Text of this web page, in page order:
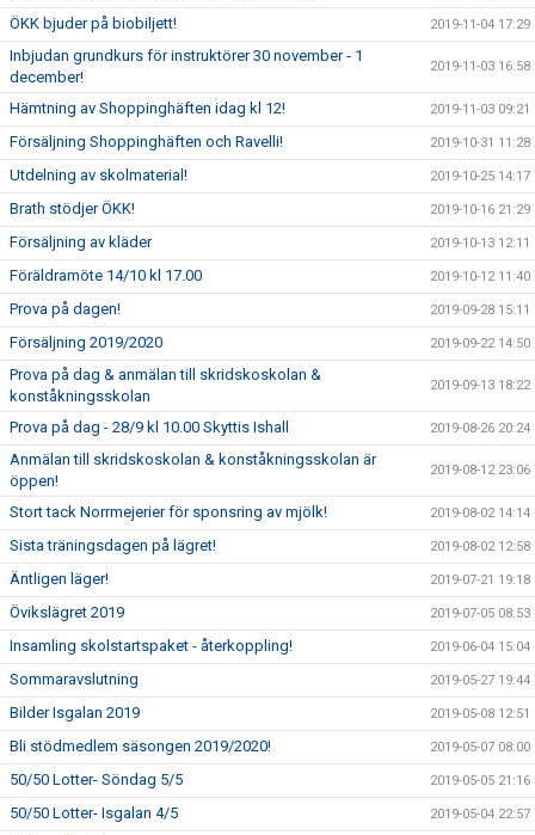
ÖKK bjuder på biobiljett! 2019-11-04 17:29
Inbjudan grundkurs för instruktörer 30 november - 1
december!
2019-11-03 16:58
Hämtning av Shoppinghäften idag kl 12! 2019-11-03 09:21
Försäljning Shoppinghäften och Ravelli! 2019-10-31 11:28
Utdelning av skolmaterial! 2019-10-25 14:17
Brath stödjer ÖKK! 2019-10-16 21:29
Försäljning av kläder 2019-10-13 12:11
Föräldramöte 14/10 kl 17.00 2019-10-12 11:40
Prova på dagen! 2019-09-28 15:11
Försäljning 2019/2020 2019-09-22 14:50
Prova på dag & anmälan till skridskoskolan &
konståkningsskolan
2019-09-13 18:22
Prova på dag - 28/9 kl 10.00 Skyttis Ishall 2019-08-26 20:24
Anmälan till skridskoskolan & konståkningsskolan är
öppen!
2019-08-12 23:06
Stort tack Norrmejerier för sponsring av mjölk! 2019-08-02 14:14
Sista träningsdagen på lägret! 2019-08-02 12:58
Äntligen läger! 2019-07-21 19:18
Övikslägret 2019 2019-07-05 08:53
Insamling skolstartspaket - återkoppling! 2019-06-04 15:04
Sommaravslutning 2019-05-27 19:44
Bilder Isgalan 2019 2019-05-08 12:51
Bli stödmedlem säsongen 2019/2020! 2019-05-07 08:00
50/50 Lotter- Söndag 5/5 2019-05-05 21:16
50/50 Lotter- Isgalan 4/5 2019-05-04 22:57